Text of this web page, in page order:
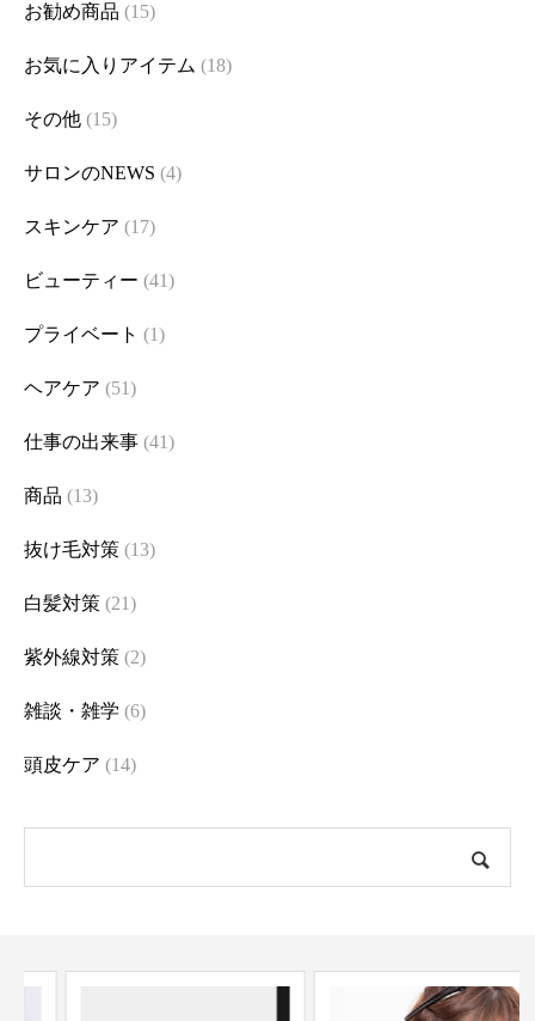
お勧め商品 (15)
お気に入りアイテム (18)
その他 (15)
サロンのNEWS (4)
スキンケア (17)
ビューティー (41)
プライベート (1)
ヘアケア (51)
仕事の出来事 (41)
商品 (13)
抜け毛対策 (13)
白髪対策 (21)
紫外線対策 (2)
雑談・雑学 (6)
頭皮ケア (14)